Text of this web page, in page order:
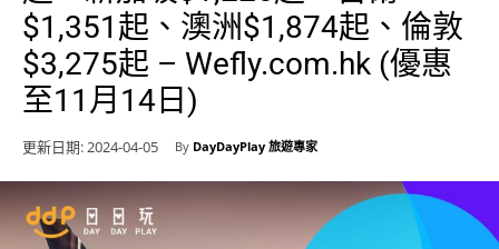
$1,351起、澳洲$1,874起、倫敦
$3,275起 – Wefly.com.hk (優惠
至11月14日)
更新日期:2024-04-05 By DayDayPlay 旅遊專家